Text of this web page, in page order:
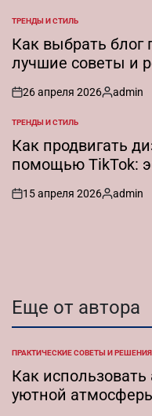
ОПУБЛИКОВАНО
В
ТРЕНДЫ И СТИЛЬ
Как выбрать блог
лучшие советы и
on
26 апреля 2026
Запись
admin
ОПУБЛИКОВАНО
В
ТРЕНДЫ И СТИЛЬ
Как продвигать
помощью TikTok:
on
15 апреля 2026
Запись
admin
Еще от автора
ОПУБЛИКОВАНО
В
ПРАКТИЧЕСКИЕ СОВЕТЫ И РЕШЕНИЯ
Как
уютной